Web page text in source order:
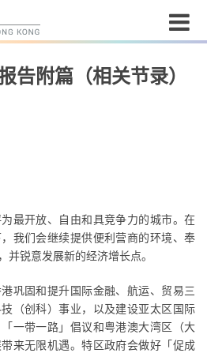
告附篇（相关节录）
最开放、自由和具竞争力的城市。在
，我们会继续提供便利营商的环境、奉
并锐意发展新的经济增长点。
巩固和提升国际金融、航运、贸易三
（创科）事业，以及建设亚太区国际
一带一路」倡议和粤港澳大湾区（大
来无限机遇。特区政府会做好「促成